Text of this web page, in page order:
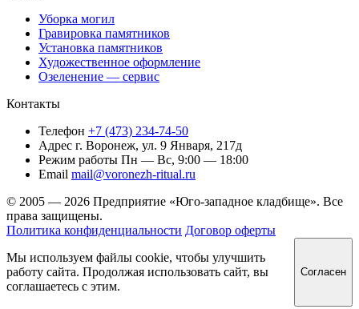
Уборка могил
Гравировка памятников
Установка памятников
Художественное оформление
Озеленение — сервис
Контакты
Телефон +7 (473) 234-74-50
Адрес г. Воронеж, ул. 9 Января, 217д
Режим работы Пн — Вс, 9:00 — 18:00
Email mail@voronezh-ritual.ru
© 2005 — 2026 Предприятие «Юго-западное кладбище». Все
права защищены.
Политика конфиденциальности Договор оферты
Мы используем файлы cookie, чтобы улучшить
работу сайта. Продолжая использовать сайт, вы
соглашаетесь с этим.
Согласен